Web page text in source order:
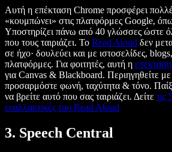
Αυτή η επέκταση Chrome προσφέρει
«κουμπώνει» στις πλατφόρμες Google,
Υποστηρίζει πάνω από 40 γλώσσες ώστε
που τους ταιριάζει. Το Read Aloud δεν
σε ήχο· δουλεύει και με ιστοσελίδες,
πλατφόρμες. Για φοιτητές, αυτή η
για Canvas & Blackboard. Περιηγηθείτε
προσαρμόστε φωνή, ταχύτητα & τόνο.
να βρείτε αυτό που σας ταιριάζει. Δείτε τις
εναλλακτικές του Read Aloud
3. Speech Central